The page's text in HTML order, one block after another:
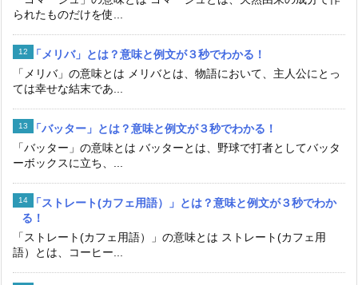
られたものだけを使...
「メリバ」とは？意味と例文が３秒でわかる！
「メリバ」の意味とは メリバとは、物語において、主人公にとっ
ては幸せな結末であ...
「バッター」とは？意味と例文が３秒でわかる！
「バッター」の意味とは バッターとは、野球で打者としてバッタ
ーボックスに立ち、...
「ストレート(カフェ用語）」とは？意味と例文が３秒でわか
る！
「ストレート(カフェ用語）」の意味とは ストレート(カフェ用
語）とは、コーヒー...